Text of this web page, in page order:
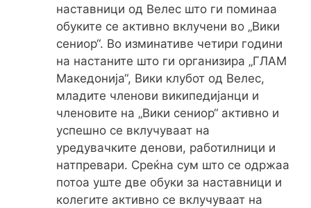
наставници од Велес што ги поминаа
обуките се активно вклучени во „Вики
сениор“. Во изминативе четири години
на настаните што ги организира „ГЛАМ
Македонија“, Вики клубот од Велес,
младите членови википедијанци и
членовите на „Вики сениор“ активно и
успешно се вклучуваат на
уредувачките денови, работилници и
натпревари. Среќна сум што се одржаа
потоа уште две обуки за наставници и
колегите активно се вклучуваат на